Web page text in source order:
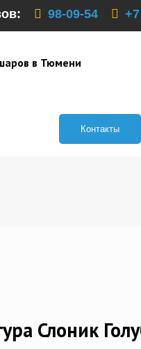
98-09-54
в Тюмени
Контакты
Слоник